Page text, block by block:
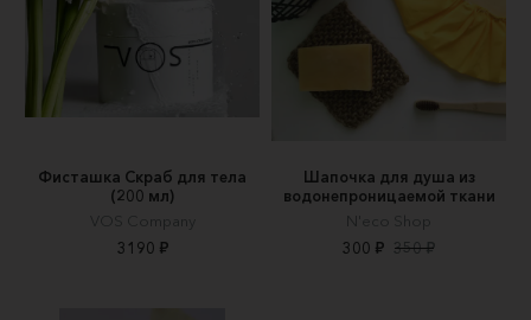
Фисташка Скраб для тела
(200 мл)
VOS Company
3190 ₽
Шапочка для душа из
водонепроницаемой ткани
N'eco Shop
300 ₽ 350 ₽